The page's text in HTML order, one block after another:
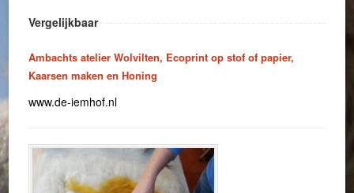
Vergelijkbaar
Ambachts atelier Wolvilten, Ecoprint op stof of papier,
Kaarsen maken en Honing
www.de-iemhof.nl